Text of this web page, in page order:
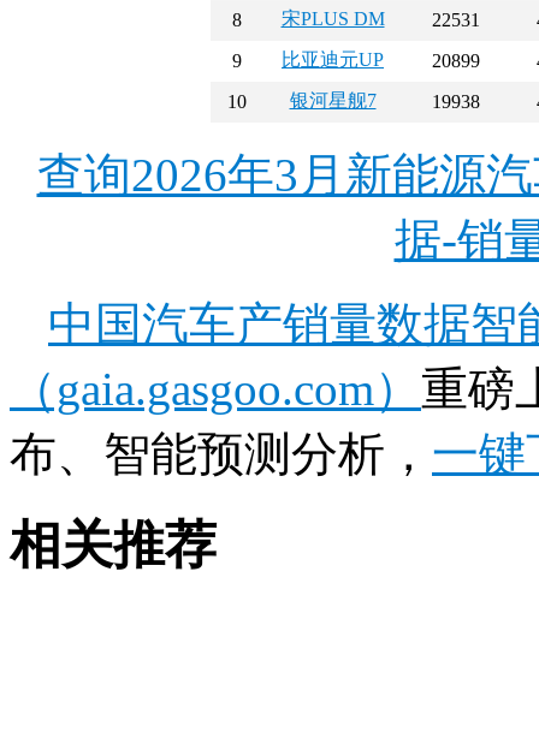
8
宋PLUS DM 22531
9
比亚迪元UP 20899
10
银河星舰7 19938
查询2026年3月新能源
据-销
中国汽车产销量数据
（gaia.gasgoo.com） 重磅
布、智能预测分析， 一键
相关推荐